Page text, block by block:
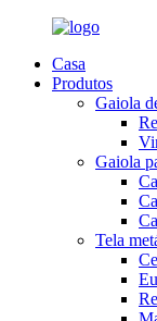
Casa
Produtos
Gaiola
Gaiola
Tela